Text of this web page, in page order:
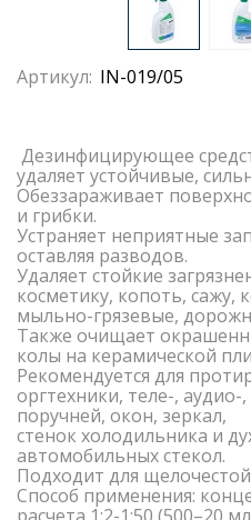
Артикул: IN-019/05
Дезинфицирующее
удаляет устойчивые,
Обеззараживает
и грибки.
Устраняет неприятные
оставляя разводов.
Удаляет стойкие
косметику, копоть, сажу,
мыльно-грязевые,
Также очищает
колы на керамической
Рекомендуется для
оргтехники, теле-,
поручней, окон, зеркал,
стенок холодильника и
автомобильных стекол.
Подходит для
Способ применения: